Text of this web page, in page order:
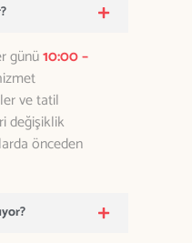
günü10:00 –
ve tatil
değişiklik
önceden